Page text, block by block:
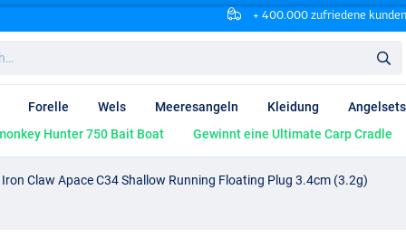
+ 400.000 zufriedene kunden
Forelle Wels Meeresangeln Kleidung Angelsets
Hunter 750 Bait Boat
Gewinnt eine Ultimate Carp Cradle
Iron Claw Apace C34 Shallow Running Floating Plug 3.4cm (3.2g)